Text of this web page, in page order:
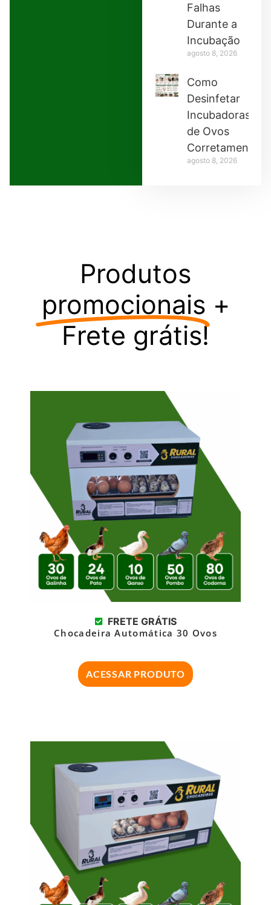
Falhas
Durante a
Incubação
agosto 8, 2026
Como
Desinfetar
Incubadoras
de Ovos
Corretamente
agosto 8, 2026
Produtos
promocionais +
Frete grátis!
FRETE GRÁTIS
Chocadeira Automática 30 Ovos
ACESSAR PRODUTO